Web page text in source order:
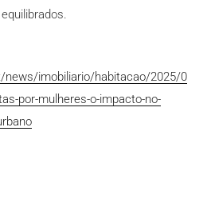
news/imobiliario/habitacao/2025/0
por-mulheres-o-impacto-no-